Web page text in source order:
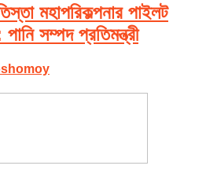
মহাপরিকল্পনার পাইলট
সম্পদ প্রতিমন্ত্রী